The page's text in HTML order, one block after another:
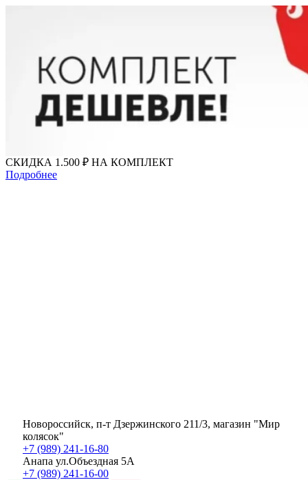
СКИДКА 1.500 ₽ НА КОМПЛЕКТ
Подробнее
Новороссийск, п-т Дзержинского 211/3, магазин "Мир
колясок"
+7 (989) 241-16-80
Анапа ул.Объездная 5А
+7 (989) 241-16-00